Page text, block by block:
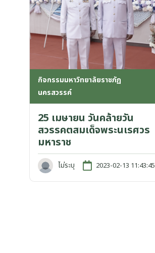
กิจกรรมมหาวิทยาลัยราชภัฏ
นครสวรรค์
25 เมษายน วันคล้ายวัน
สวรรคตสมเด็จพระนเรศวร
มหาราช
ไม่ระบุ 2023-02-13 11:43:45